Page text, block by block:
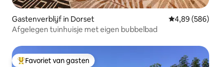
Gastenverblijf in Dorset Gemiddelde
4,89 (586)
Afgelegen tuinhuisje met eigen bubbelbad
Topfavoriet van gasten
Favoriet van gasten